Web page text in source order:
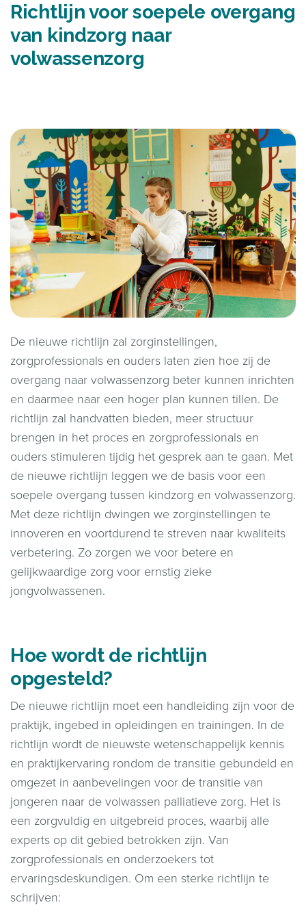
Richtlijn voor soepele overgang
van kindzorg naar
volwassenzorg
De nieuwe richtlijn zal zorginstellingen,
zorgprofessionals en ouders laten zien hoe zij de
overgang naar volwassenzorg beter kunnen inrichten
en daarmee naar een hoger plan kunnen tillen. De
richtlijn zal handvatten bieden, meer structuur
brengen in het proces en zorgprofessionals en
ouders stimuleren tijdig het gesprek aan te gaan. Met
de nieuwe richtlijn leggen we de basis voor een
soepele overgang tussen kindzorg en volwassenzorg.
Met deze richtlijn dwingen we zorginstellingen te
innoveren en voortdurend te streven naar kwaliteits
verbetering. Zo zorgen we voor betere en
gelijkwaardige zorg voor ernstig zieke
jongvolwassenen.
Hoe wordt de richtlijn
opgesteld?
De nieuwe richtlijn moet een handleiding zijn voor de
praktijk, ingebed in opleidingen en trainingen. In de
richtlijn wordt de nieuwste wetenschappelijk kennis
en praktijkervaring rondom de transitie gebundeld en
omgezet in aanbevelingen voor de transitie van
jongeren naar de volwassen palliatieve zorg. Het is
een zorgvuldig en uitgebreid proces, waarbij alle
experts op dit gebied betrokken zijn. Van
zorgprofessionals en onderzoekers tot
ervaringsdeskundigen. Om een sterke richtlijn te
schrijven: